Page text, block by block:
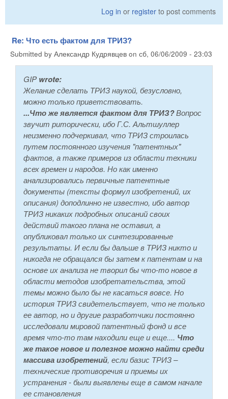
Log in or register to post comments
Re: Что есть фактом для ТРИЗ?
Submitted by Александр Кудрявцев on сб, 06/06/2009 - 23:03
GIPwrote:
Желание сделать ТРИЗ наукой, безусловно,
можно только приветствовать.
...Что же является фактом для ТРИЗ?Вопрос
звучит риторически, ибо Г.С. Альтшуллер
неизменно подчеркивал, что ТРИЗ строилась
путем постоянного изучения "патентных"
фактов, а также примеров из области техники
всех времен и народов. Но как именно
анализировались первичные патентные
документы (тексты формул изобретений, их
описания) доподлинно не известно, ибо автор
ТРИЗ никаких подробных описаний своих
действий такого плана не оставил, а
опубликовал только их синтезированные
результаты. И если бы дальше в ТРИЗ никто и
никогда не обращался бы затем к патентам и на
основе их анализа не творил бы что-то новое в
области методов изобретательства, этой
темы можно было бы не касаться вовсе. Но
история ТРИЗ свидетельствует, что не только
ее автор, но и другие разработчики постоянно
исследовали мировой патентный фонд и все
время что-то там находили еще и еще.... Что
же такое новое и полезное можно найти среди
массива изобретений, если базис ТРИЗ –
технические противоречия и приемы их
устранения - были выявлены еще в самом начале
ее становления